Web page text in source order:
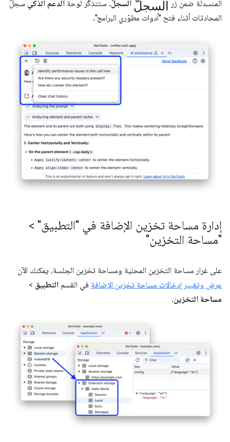
المنسدلة ضمن زر السجلّ السجلّ. ستتذكّر لوحة الدعم الذكي سجلّ
المحادثات أثناء فتح "أدوات مطوّري البرامج".
إدارة مساحة تخزين الإضافة في "التطبيق" >
"مساحة التخزين"
على غرار مساحة التخزين المحلية ومساحة تخزين الجلسة، يمكنك الآن
عرض وتغيير إدخالات مساحة تخزين الإضافة في القسم التطبيق >
مساحة التخزين.